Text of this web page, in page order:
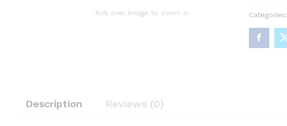
Roll over image to zoom in Categories:
Description Reviews (0)